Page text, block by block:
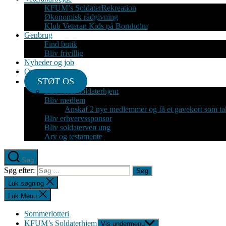
KFUM’s SoldaterRekreation
Økonomisk rådgivning
Klub Veteran Kids på Bornholm
Genbrug
Find butik
Bliv frivillig
Nyheder og job
Om
STØT OS
Støt vores soldaterhjem
Bliv medlem
Anskaf 2 nye medlemmer og få et gavekort som
Bliv erhvervssponsor
Bliv soldaterven ung
Arv og testamente
Søg
Søg efter:
Luk søgning
Luk Menu
Sommerlotteri
KFUM’s Soldaterhjem Vis undermenu